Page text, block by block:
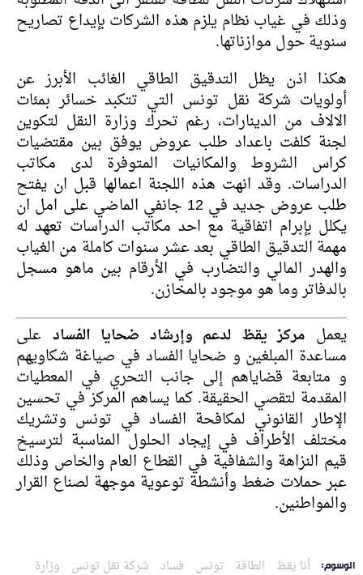
وذلك في غياب نظام يلزم هذه الشركات بإيداع تصاريح
سنوية حول موازناتها.
هكذا اذن يظل التدقيق الطاقي الغائب الأبرز عن
أولويات شركة نقل تونس التي تتكبد خسائر بمئات
الالاف من الدينارات، رغم تحرك وزارة النقل لتكوين
لجنة كلفت باعداد طلب عروض يوفق بين مقتضيات
كراس الشروط والمكانيات المتوفرة لدى مكاتب
الدراسات. وقد انهت هذه اللجنة اعمالها قبل ان يفتح
طلب عروض جديد في 12 جانفي الماضي على امل ان
يكلل بإبرام اتفاقية مع احد مكاتب الدراسات تعهد له
مهمة التدقيق الطاقي بعد عشر سنوات كاملة من الغياب
والهدر المالي والتضارب في الأرقام بين ماهو مسجل
بالدفاتر وما هو موجود بالمخازن.
يعمل مركز يقظ لدعم وإرشاد ضحايا الفساد على
مساعدة المبلغين و ضحايا الفساد في صياغة شكاويهم
و متابعة قضاياهم إلى جانب التحري في المعطيات
المقدمة لتقصي الحقيقة. كما يساهم المركز في تحسين
الإطار القانوني لمكافحة الفساد في تونس وتشريك
مختلف الأطراف في إيجاد الحلول المناسبة لترسيخ
قيم النزاهة والشفافية في القطاع العام والخاص وذلك
عبر حملات ضغط وأنشطة توعوية موجهة لصناع القرار
والمواطنين.
الوسوم: أنا يقظ الطاقة تونس فساد شركة نقل تونس وزارة